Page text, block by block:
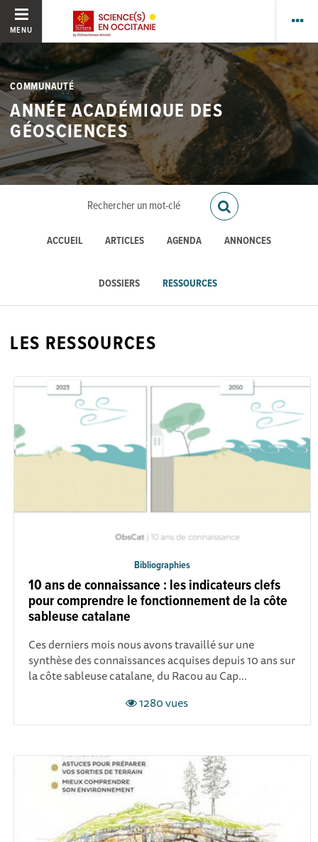
MENU
COMMUNAUTÉ
ANNÉE ACADÉMIQUE DES
GÉOSCIENCES
ACCUEIL ARTICLES AGENDA ANNONCES
DOSSIERS RESSOURCES
LES RESSOURCES
Bibliographies
10 ans de connaissance : les indicateurs clefs
pour comprendre le fonctionnement de la côte
sableuse catalane
Ces derniers mois nous avons travaillé sur une
synthèse des connaissances acquises depuis 10 ans sur
la côte sableuse catalane, du Racou au Cap...
1280 vues